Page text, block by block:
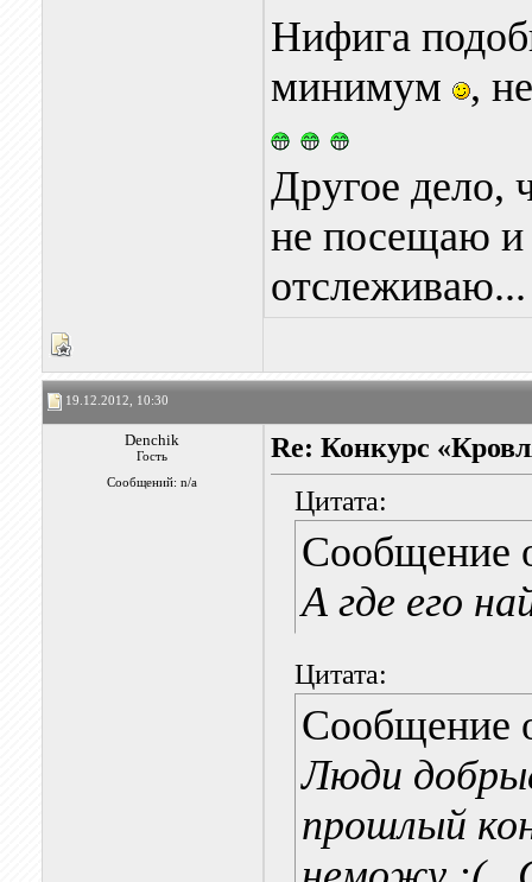
Нифига
минимум
,
Другое дело,
не посещаю и
19.12.2012, 10:30
Denchik
Гость
Сообщений: n/a
Re: Конкурс
Цитата:
Сообщение
А где его
Цитата:
Сообщение
Люди
прошлый